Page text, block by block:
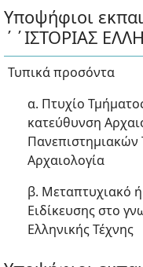
Υποψήφιοι
΄΄ΙΣΤΟΡΙΑΣ
Τυπικά προσόντα
α. Πτυχίο
κατεύθυνση
Αρχαιολογία
β. Μεταπτυχιακό
Ειδίκευσης στο
Ελληνικής Τέχνης